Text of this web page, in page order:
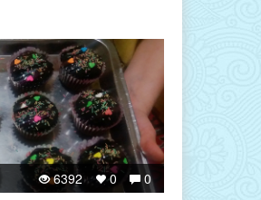
0
0
6392